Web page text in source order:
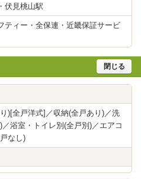
伏見桃山駅
ティー・全保連・近畿保証サービ
閉じる
)[全戸洋式]／収納(全戸あり)／洗
浴室・トイレ別(全戸別)／エアコ
なし)